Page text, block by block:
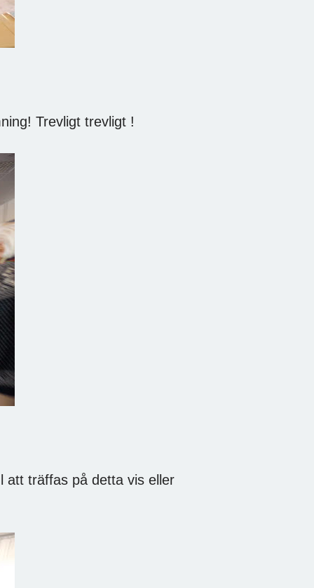
Trevligt trevligt !
att träffas på detta vis eller